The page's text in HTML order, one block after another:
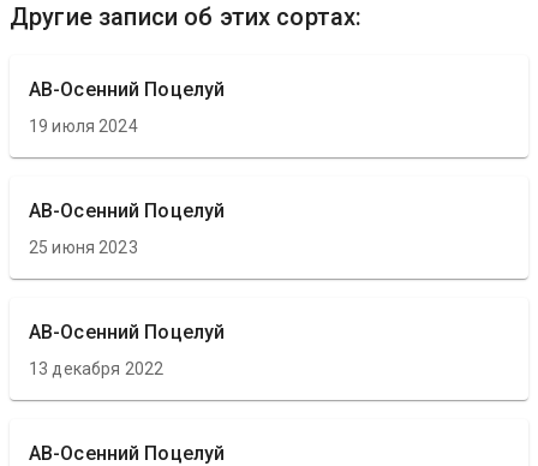
Другие записи об этих сортах:
АВ-Осенний Поцелуй
19 июля 2024
АВ-Осенний Поцелуй
25 июня 2023
АВ-Осенний Поцелуй
13 декабря 2022
АВ-Осенний Поцелуй